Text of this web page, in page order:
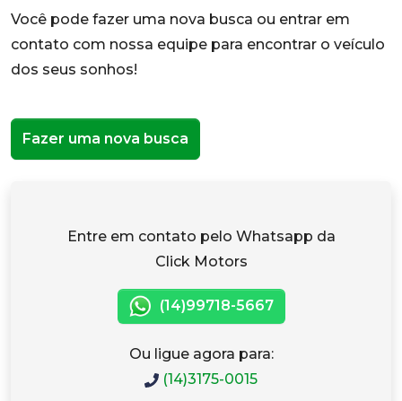
Você pode fazer uma nova busca ou entrar em
contato com nossa equipe para encontrar o veículo
dos seus sonhos!
Fazer uma nova busca
Entre em contato pelo Whatsapp da
Click Motors
(14)99718-5667
Ou ligue agora para:
(14)3175-0015